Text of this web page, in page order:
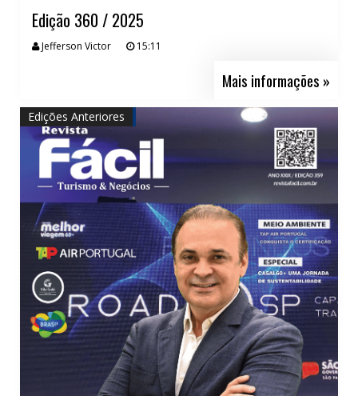
Edição 360 / 2025
Jefferson Victor 15:11
Mais informações »
Edições Anteriores